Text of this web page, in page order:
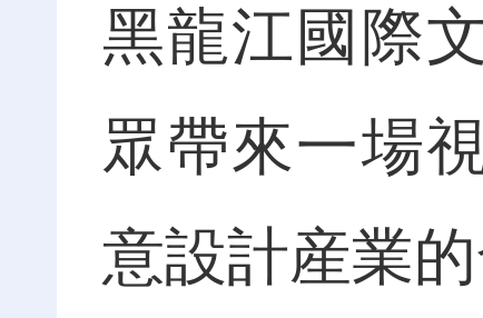
黑龍江國際
眾帶來一場
意設計産業的